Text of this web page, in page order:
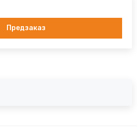
Предзаказ